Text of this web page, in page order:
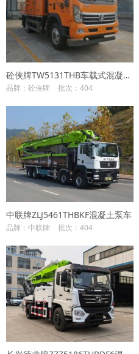
砼侠牌TW5131THB车载式混凝土泵车
品牌：砼侠牌 批次：404
中联牌ZLJ5461THBKF混凝土泵车
品牌：中联牌 批次：404